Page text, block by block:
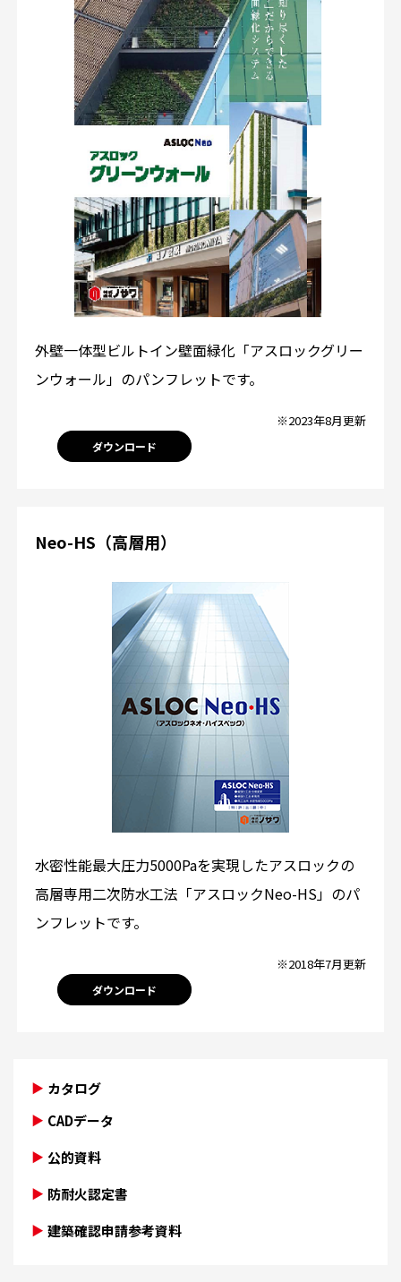
外壁一体型ビルトイン壁面緑化「アスロックグリー
ンウォール」のパンフレットです。
※2023年8月更新
ダウンロード
Neo-HS（高層用）
水密性能最大圧力5000Paを実現したアスロックの
高層専用二次防水工法「アスロックNeo-HS」のパ
ンフレットです。
※2018年7月更新
ダウンロード
カタログ
CADデータ
公的資料
防耐火認定書
建築確認申請参考資料